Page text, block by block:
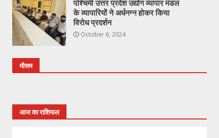
पश्चिमी उत्तर प्रदेश उद्योग व्यापार मंडल
के व्यापारियों ने अर्धनग्न होकर किया
विरोध प्रदर्शन
October 6, 2024
मौसम
आज का राशिफल